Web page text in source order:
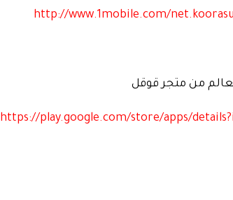
http://www.1mobile.com/
من متجر قوقل
https://play.google.com/store/apps/